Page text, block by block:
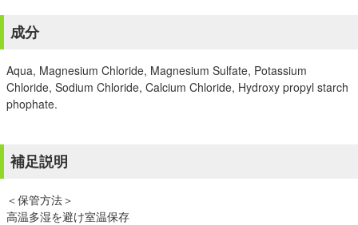
成分
Aqua, Magnesium Chloride, Magnesium Sulfate, Potassium
Chloride, Sodium Chloride, Calcium Chloride, Hydroxy propyl starch
phophate.
補足説明
＜保管方法＞
高温多湿を避け室温保存